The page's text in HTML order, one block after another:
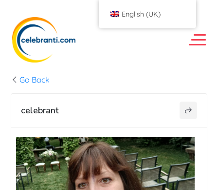
Go Back
celebrant
English (UK)